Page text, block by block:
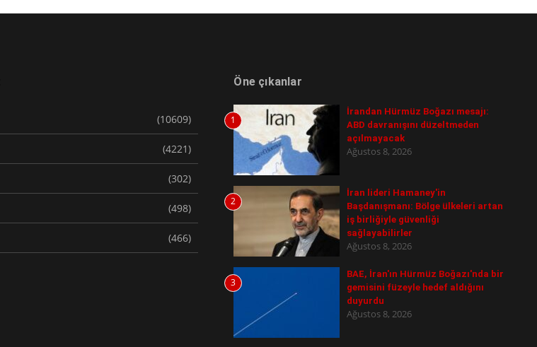
(10609)
(4221)
(302)
(498)
(466)
Öne çıkanlar
1
İrandan Hürmüz Boğazı mesajı:
ABD davranışını düzeltmeden
açılmayacak
Ağustos 8, 2026
2
İran lideri Hamaney'in
Başdanışmanı: Bölge ülkeleri artan
iş birliğiyle güvenliği
sağlayabilirler
Ağustos 8, 2026
3
BAE, İran'ın Hürmüz Boğazı'nda bir
gemisini füzeyle hedef aldığını
duyurdu
Ağustos 8, 2026